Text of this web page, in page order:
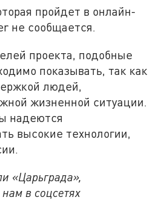
пройдет в онлайн-
не сообщается.
проекта, подобные
показывать, так как
людей,
жизненной ситуации.
надеются
высокие технологии,
«Царьграда»,
в соцсетях